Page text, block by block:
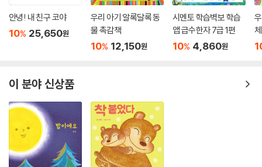
안녕! 내 친구 코야
10% 25,650원
우리 아기 알록달록 동
물 촉감책
10% 12,150원
시멘토 학습벽보 학습
앱 급수한자 7급 1편
10% 4,860원
이 분야 신상품